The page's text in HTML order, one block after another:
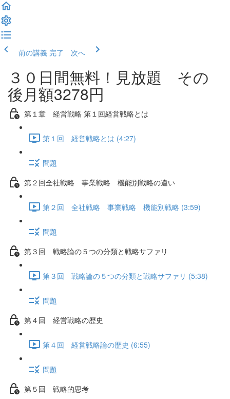
前の講義 完了 次へ
３０日間無料！見放題 その
後月額3278円
第１章 経営戦略 第１回経営戦略とは
第１回 経営戦略とは (4:27)
問題
第２回全社戦略 事業戦略 機能別戦略の違い
第２回 全社戦略 事業戦略 機能別戦略 (3:59)
問題
第３回 戦略論の５つの分類と戦略サファリ
第３回 戦略論の５つの分類と戦略サファリ (5:38)
問題
第４回 経営戦略の歴史
第４回 経営戦略論の歴史 (6:55)
問題
第５回 戦略的思考